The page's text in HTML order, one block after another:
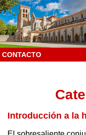
CONTACTO
Introducción a la